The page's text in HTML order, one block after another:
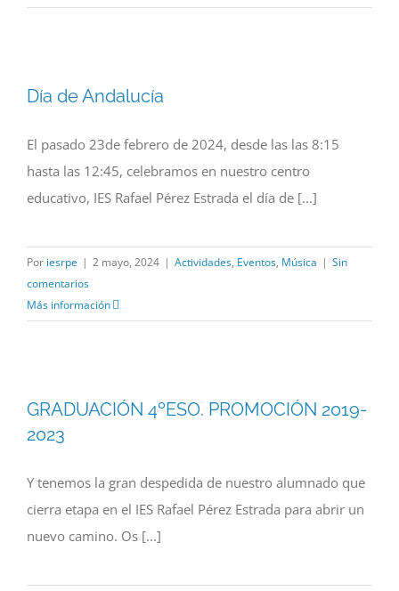
Día de Andalucía
El pasado 23de febrero de 2024, desde las las 8:15
hasta las 12:45, celebramos en nuestro centro
educativo, IES Rafael Pérez Estrada el día de [...]
Por iesrpe | 2 mayo, 2024 | Actividades, Eventos, Música | Sin
comentarios
Más información
GRADUACIÓN 4ºESO. PROMOCIÓN 2019-
2023
Y tenemos la gran despedida de nuestro alumnado que
cierra etapa en el IES Rafael Pérez Estrada para abrir un
nuevo camino. Os [...]